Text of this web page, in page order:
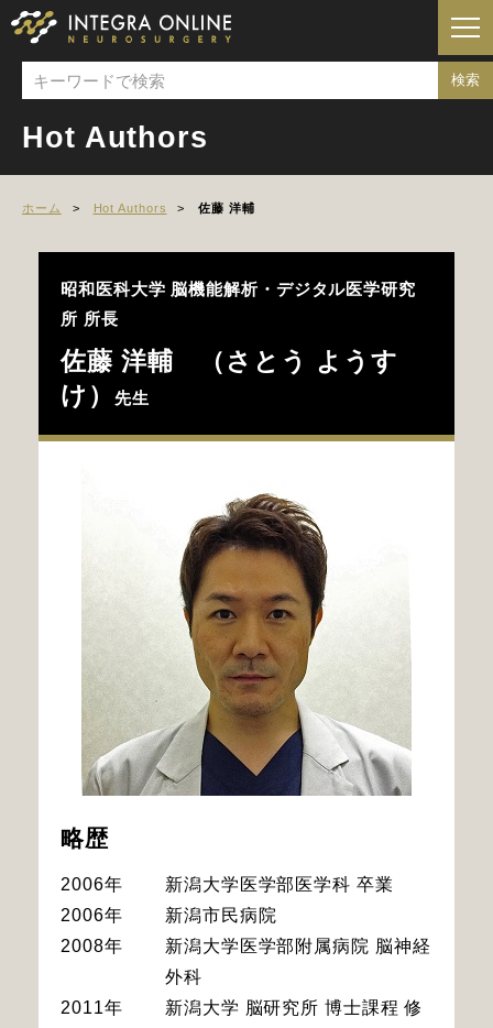
Hot Authors
ホーム Hot Authors 佐藤 洋輔
昭和医科大学 脳機能解析・デジタル医学研究
所 所長
佐藤 洋輔 （さとう ようす
け）
先生
略歴
2006年
新潟大学医学部医学科 卒業
2006年
新潟市民病院
2008年
新潟大学医学部附属病院 脳神経
外科
2011年
新潟大学 脳研究所 博士課程 修